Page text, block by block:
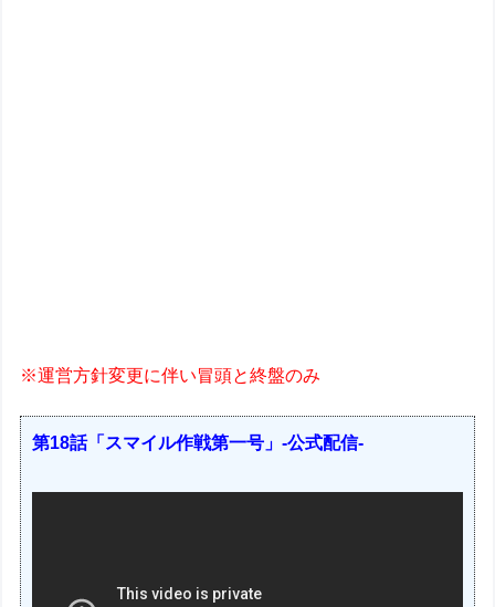
※運営方針変更に伴い冒頭と終盤のみ
第18話「スマイル作戦第一号」-公式配信-